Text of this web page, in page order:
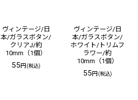
ヴィンテージ/日
本/ガラスボタン/
クリアJ/約
10mm（1個）
55円(税込)
ヴィンテージ/日
本/ガラスボタン/
ホワイト/トリムフ
ラワー/約
10mm（1個）
55円(税込)